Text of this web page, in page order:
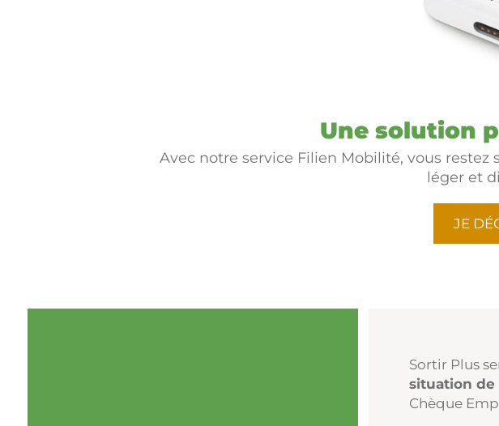
Une solution
Avec notre service Filien Mobilité, vous restez
léger et
JE
Sortir Plus
situation de
Chèque